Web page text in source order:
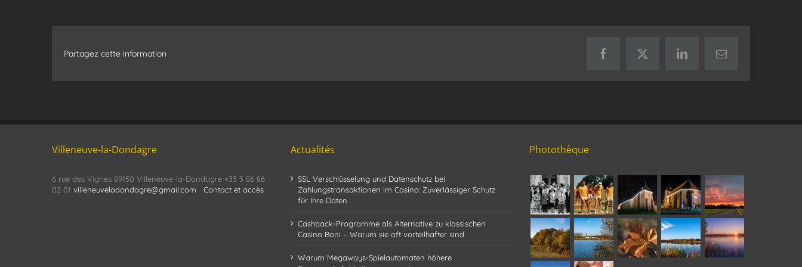
Partagez cette information FacebookX LinkedInEmail
Villeneuve-la-Dondagre
6 rue des Vignes 89150 Villeneuve-la-Dondagre +33 3 86 86
02 01 villeneuveladondagre@gmail.com Contact et accès
Actualités
SSL Verschlüsselung und Datenschutz bei
Zahlungstransaktionen im Casino: Zuverlässiger Schutz
für Ihre Daten
Cashback-Programme als Alternative zu klassischen
Casino Boni – Warum sie oft vorteilhafter sind
Warum Megaways-Spielautomaten höhere
Photothèque